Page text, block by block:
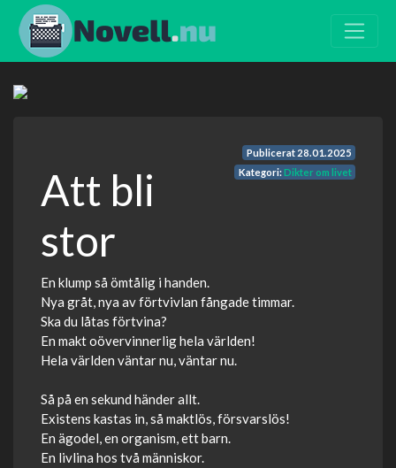
Publicerat 28.01.2025
Kategori:Dikter om livet
Att bli
stor
En klump så ömtålig i handen.
Nya gråt, nya av förtvivlan fångade timmar.
Ska du låtas förtvina?
En makt oövervinnerlig hela världen!
Hela världen väntar nu, väntar nu.
Så på en sekund händer allt.
Existens kastas in, så maktlös, försvarslös!
En ägodel, en organism, ett barn.
En livlina hos två människor.